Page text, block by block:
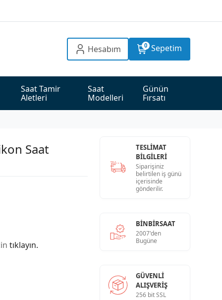
Hesabım 0 Sepetim
Saat Tamir
Aletleri
Saat
Modelleri
Günün
Fırsatı
Saat
tıklayın.
TESLİMAT
BİLGİLERİ
Siparişiniz
belirtilen iş günü
içerisinde
gönderilir.
BINBIRSAAT
2007'den
Bugüne
GÜVENLI
ALIŞVERIŞ
256 bit SSL